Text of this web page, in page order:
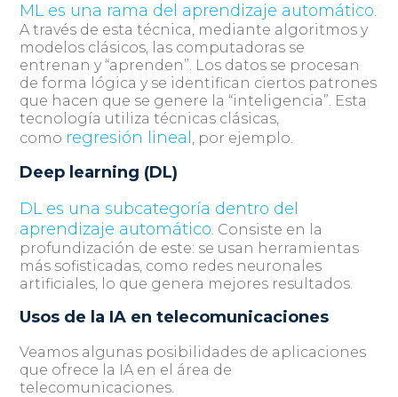
ML es una rama del aprendizaje automático.
A través de esta técnica, mediante algoritmos y
modelos clásicos, las computadoras se
entrenan y “aprenden”. Los datos se procesan
de forma lógica y se identifican ciertos patrones
que hacen que se genere la “inteligencia”. Esta
tecnología utiliza técnicas clásicas,
como regresión lineal , por ejemplo.
Deep learning (DL)
DL es una subcategoría dentro del
aprendizaje automático. Consiste en la
profundización de este: se usan herramientas
más sofisticadas, como redes neuronales
artificiales, lo que genera mejores resultados.
Usos de la IA en telecomunicaciones
Veamos algunas posibilidades de aplicaciones
que ofrece la IA en el área de
telecomunicaciones.